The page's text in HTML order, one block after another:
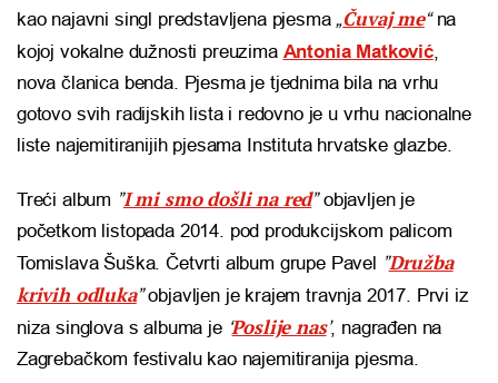
kao najavni singl predstavljena pjesma„Čuvaj me“na
kojoj vokalne dužnosti preuzima Antonia Matković,
nova članica benda. Pjesma je tjednima bila na vrhu
gotovo svih radijskih lista i redovno je u vrhu nacionalne
liste najemitiranijih pjesama Instituta hrvatske glazbe.
Treći album ”I mi smo došli na red”objavljen je
početkom listopada 2014. pod produkcijskom palicom
Tomislava Šuška. Četvrti album grupe Pavel
”Družba
krivih odluka”objavljen je krajem travnja 2017. Prvi iz
niza singlova s albuma je ‘Poslije nas’, nagrađen na
Zagrebačkom festivalu kao najemitiranija pjesma.